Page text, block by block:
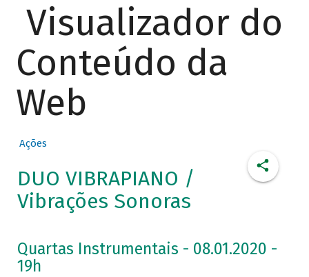
Visualizador do
Conteúdo da
Web
Ações
DUO VIBRAPIANO /
Vibrações Sonoras
Quartas Instrumentais - 08.01.2020 -
19h